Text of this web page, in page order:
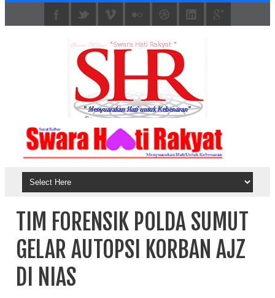
TIM FORENSIK POLDA SUMUT
GELAR AUTOPSI KORBAN AJZ
DI NIAS